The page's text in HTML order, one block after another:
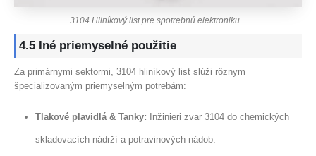
3104 Hliníkový list pre spotrebnú elektroniku
4.5 Iné priemyselné použitie
Za primárnymi sektormi, 3104 hliníkový list slúži rôznym
špecializovaným priemyselným potrebám:
Tlakové plavidlá & Tanky: Inžinieri zvar 3104 do chemických
skladovacích nádrží a potravinových nádob.